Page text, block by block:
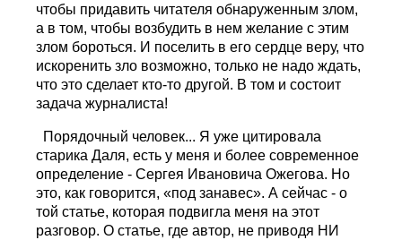
чтобы придавить читателя обнаруженным злом,
а в том, чтобы возбудить в нем желание с этим
злом бороться. И поселить в его сердце веру, что
искоренить зло возможно, только не надо ждать,
что это сделает кто-то другой. В том и состоит
задача журналиста!
Порядочный человек... Я уже цитировала
старика Даля, есть у меня и более современное
определение - Сергея Ивановича Ожегова. Но
это, как говорится, «под занавес». А сейчас - о
той статье, которая подвигла меня на этот
разговор. О статье, где автор, не приводя НИ